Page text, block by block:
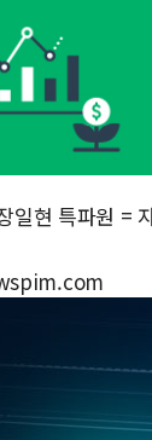
일현 특파원 =